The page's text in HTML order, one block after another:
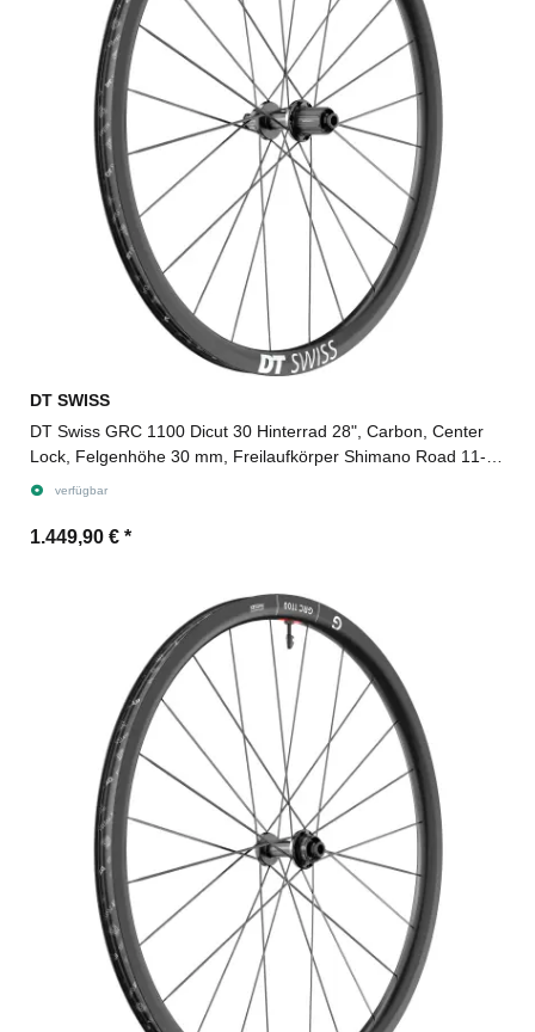
DT SWISS
DT Swiss GRC 1100 Dicut 30 Hinterrad 28", Carbon, Center
Lock, Felgenhöhe 30 mm, Freilaufkörper Shimano Road 11-
fach für Steckachse 12/142 mm TA, Ratchet EXP
verfügbar
1.449,90 € *